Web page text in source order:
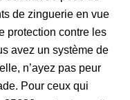
de zinguerie en vue
protection contre les
avez un système de
n’ayez pas peur
Pour ceux qui